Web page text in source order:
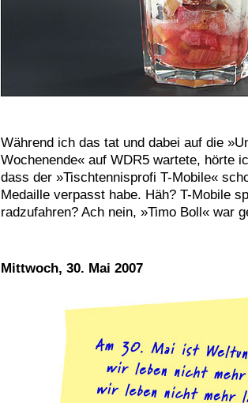
Während ich das tat und dabei auf die
Wochenende« auf WDR5 wartete, hörte
dass der »Tischtennisprofi T-Mobile«
Medaille verpasst habe. Häh? T-Mobile
radzufahren? Ach nein, »Timo Boll« war
Mittwoch, 30. Mai 2007